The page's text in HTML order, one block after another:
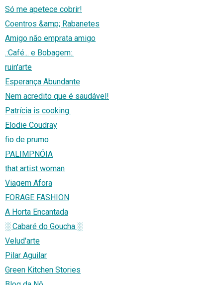
Só me apetece cobrir!
Coentros &amp; Rabanetes
Amigo não emprata amigo
.:Café... e Bobagem:.
ruin'arte
Esperança Abundante
Nem acredito que é saudável!
Patrícia is cooking.
Elodie Coudray
fio de prumo
PALIMPNÓIA
that artist woman
Viagem Afora
FORAGE FASHION
A Horta Encantada
░ Cabaré do Goucha ░
Velud'arte
Pilar Aguilar
Green Kitchen Stories